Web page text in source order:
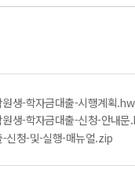
생-학자금대출-시행계획
생-학자금대출-신청-안내
신청-및-실행-매뉴얼.zip